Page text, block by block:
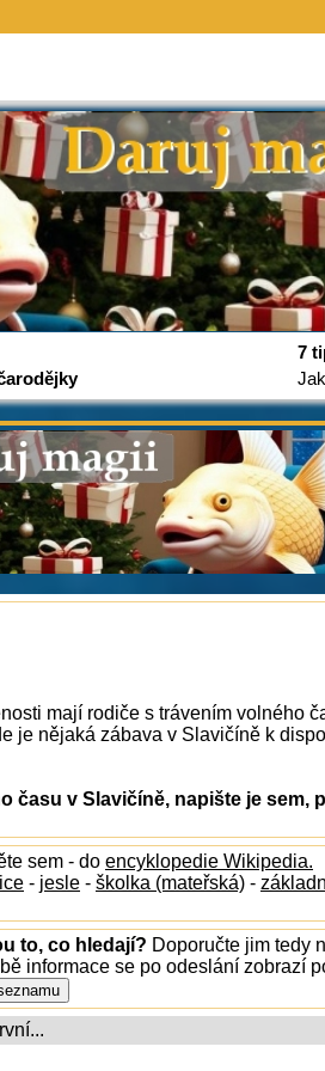
7
mají rodiče s trávením volného
je nějaká zábava v Slavičíně k
času v Slavičíně, napište je sem,
sem - do encyklopedie Wikipedia.
- jesle - školka (mateřská) -
to, co hledají? Doporučte jim tedy
informace se po odeslání zobrazí